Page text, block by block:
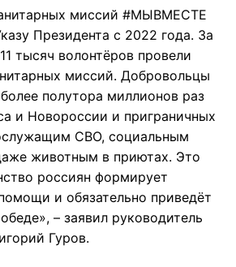
миссий #МЫВМЕСТЕ
Президента с 2022 года. За
тысяч волонтёров провели
миссий. Добровольцы
полутора миллионов раз
и Новороссии и приграничных
СВО, социальным
животным в приютах. Это
россиян формирует
и обязательно приведёт
– заявил руководитель
Гуров.